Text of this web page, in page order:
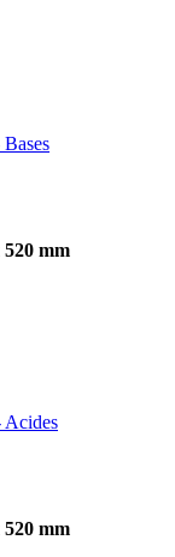
520 mm
Acides
520 mm